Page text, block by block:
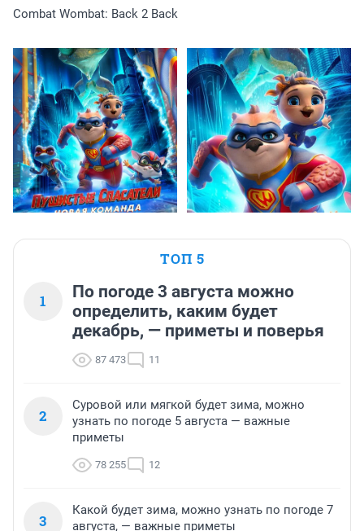
Combat Wombat: Back 2 Back
ТОП 5
1
По погоде 3 августа можно
определить, каким будет
декабрь, — приметы и поверья
87 473 11
2
Суровой или мягкой будет зима, можно
узнать по погоде 5 августа — важные
приметы
78 255 12
3
Какой будет зима, можно узнать по погоде 7
августа, — важные приметы